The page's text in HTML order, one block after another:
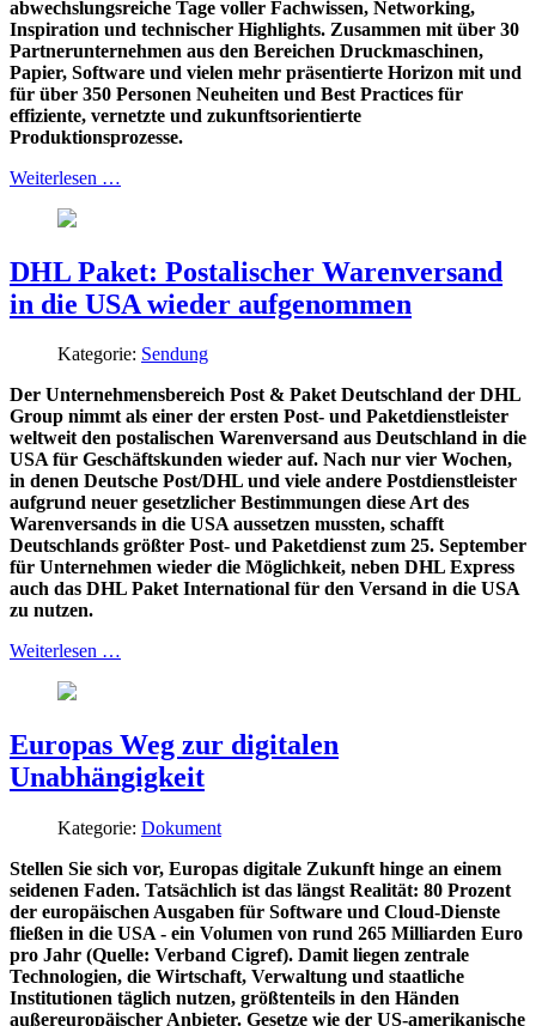
abwechslungsreiche Tage voller Fachwissen, Networking,
Inspiration und technischer Highlights. Zusammen mit über 30
Partnerunternehmen aus den Bereichen Druckmaschinen,
Papier, Software und vielen mehr präsentierte Horizon mit und
für über 350 Personen Neuheiten und Best Practices für
effiziente, vernetzte und zukunftsorientierte
Produktionsprozesse.
Weiterlesen …
DHL Paket: Postalischer Warenversand
in die USA wieder aufgenommen
Kategorie: Sendung
Der Unternehmensbereich Post & Paket Deutschland der DHL
Group nimmt als einer der ersten Post- und Paketdienstleister
weltweit den postalischen Warenversand aus Deutschland in die
USA für Geschäftskunden wieder auf. Nach nur vier Wochen,
in denen Deutsche Post/DHL und viele andere Postdienstleister
aufgrund neuer gesetzlicher Bestimmungen diese Art des
Warenversands in die USA aussetzen mussten, schafft
Deutschlands größter Post- und Paketdienst zum 25. September
für Unternehmen wieder die Möglichkeit, neben DHL Express
auch das DHL Paket International für den Versand in die USA
zu nutzen.
Weiterlesen …
Europas Weg zur digitalen
Unabhängigkeit
Kategorie: Dokument
Stellen Sie sich vor, Europas digitale Zukunft hinge an einem
seidenen Faden. Tatsächlich ist das längst Realität: 80 Prozent
der europäischen Ausgaben für Software und Cloud-Dienste
fließen in die USA - ein Volumen von rund 265 Milliarden Euro
pro Jahr (Quelle: Verband Cigref). Damit liegen zentrale
Technologien, die Wirtschaft, Verwaltung und staatliche
Institutionen täglich nutzen, größtenteils in den Händen
außereuropäischer Anbieter. Gesetze wie der US-amerikanische